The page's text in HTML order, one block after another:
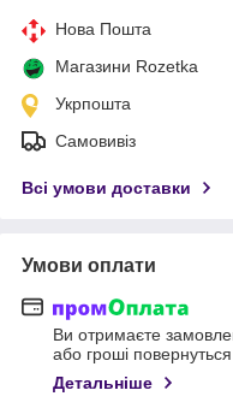
Нова Пошта
Магазини Rozetka
Укрпошта
Самовивіз
Всі умови доставки
Умови оплати
Ви отримаєте
або гроші
Детальніше